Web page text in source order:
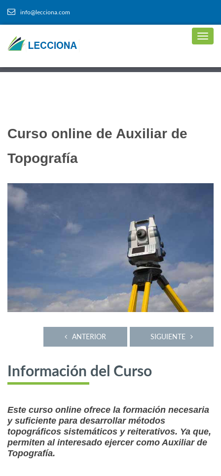
info@lecciona.com
Curso online de Auxiliar de
Topografía
SIGUIENTE
ANTERIOR
Información del Curso
Este curso online ofrece la formación necesaria
y suficiente para desarrollar métodos
topográficos sistemáticos y reiterativos. Ya que,
permiten al interesado ejercer como Auxiliar de
Topografía.